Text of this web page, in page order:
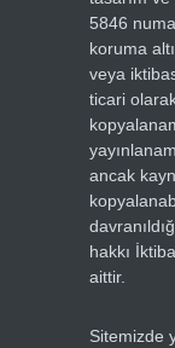
5846
koruma
veya
ticari
ancak
hakkı
aittir.
Sitemizde